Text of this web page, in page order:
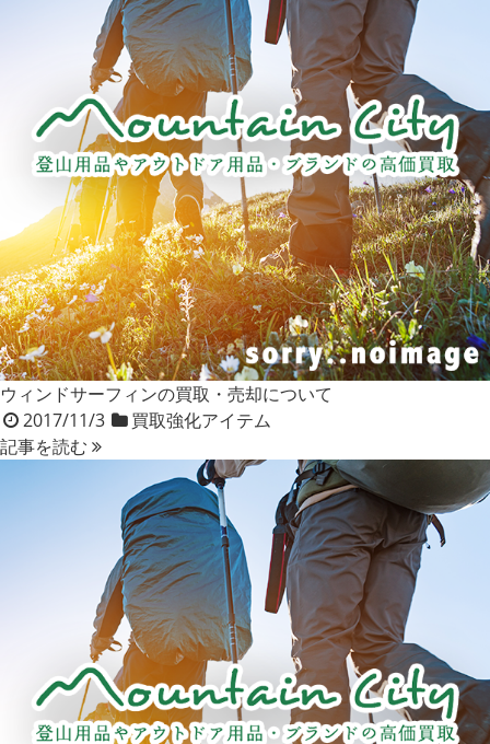
ウィンドサーフィンの買取・売却について
2017/11/3
買取強化アイテム
記事を読む